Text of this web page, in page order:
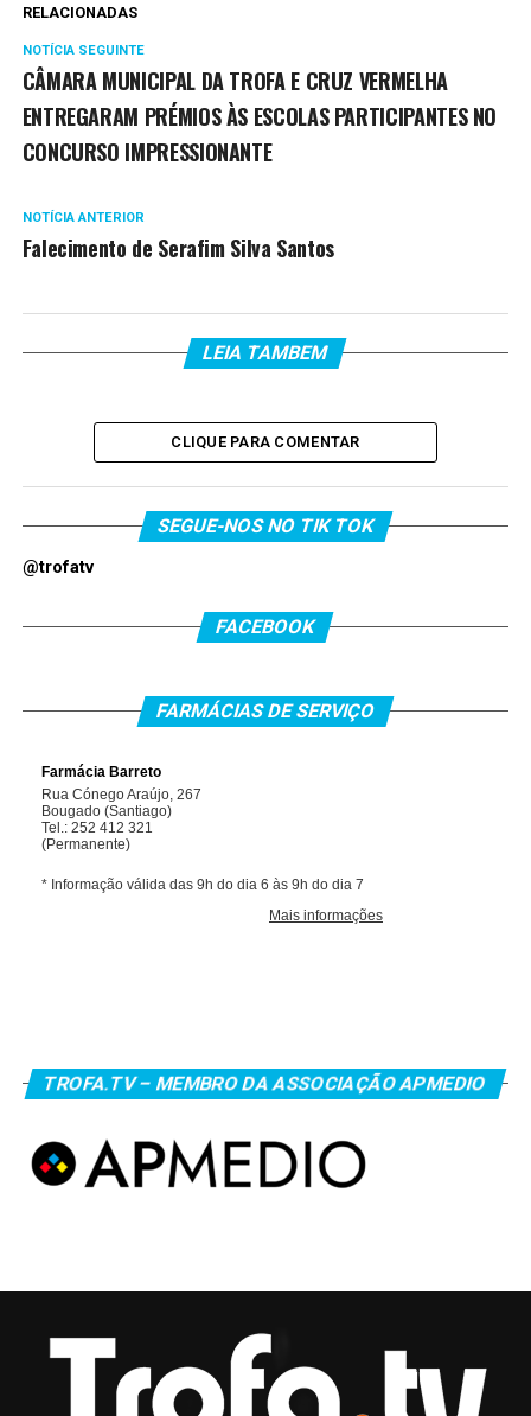
RELACIONADAS
NOTÍCIA SEGUINTE
CÂMARA MUNICIPAL DA TROFA E CRUZ VERMELHA
ENTREGARAM PRÉMIOS ÀS ESCOLAS PARTICIPANTES NO
CONCURSO IMPRESSIONANTE
NOTÍCIA ANTERIOR
Falecimento de Serafim Silva Santos
LEIA TAMBEM
CLIQUE PARA COMENTAR
SEGUE-NOS NO TIK TOK
@trofatv
FACEBOOK
FARMÁCIAS DE SERVIÇO
TROFA.TV – MEMBRO DA ASSOCIAÇÃO APMEDIO